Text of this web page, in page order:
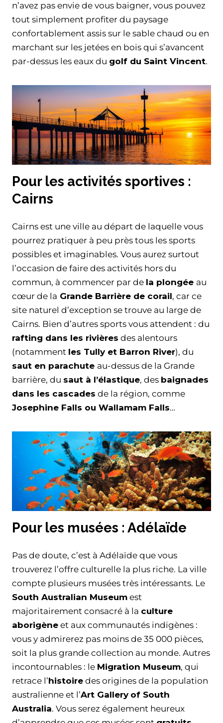
n’avez pas envie de vous baigner, vous pouvez
tout simplement profiter du paysage
confortablement assis sur le sable chaud ou en
marchant sur les jetées en bois qui s’avancent
par-dessus les eaux du golf du Saint Vincent.
Pour les activités sportives :
Cairns
Cairns est une ville au départ de laquelle vous
pourrez pratiquer à peu près tous les sports
possibles et imaginables. Vous aurez surtout
l’occasion de faire des activités hors du
commun, à commencer par de la plongée au
cœur de la Grande Barrière de corail, car ce
site naturel d’exception se trouve au large de
Cairns. Bien d’autres sports vous attendent : du
rafting dans les rivières des alentours
(notamment les Tully et Barron River), du
saut en parachute au-dessus de la Grande
barrière, du saut à l’élastique, des baignades
dans les cascades de la région, comme
Josephine Falls ou Wallamam Falls…
Pour les musées : Adélaïde
Pas de doute, c’est à Adélaïde que vous
trouverez l’offre culturelle la plus riche. La ville
compte plusieurs musées très intéressants. Le
South Australian Museum est
majoritairement consacré à la culture
aborigène et aux communautés indigènes :
vous y admirerez pas moins de 35 000 pièces,
soit la plus grande collection au monde. Autres
incontournables : le Migration Museum, qui
retrace l’histoire des origines de la population
australienne et l’Art Gallery of South
Australia. Vous serez également heureux